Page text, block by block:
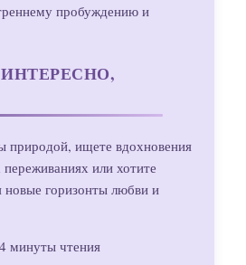
пробуждению и
природой, ищете вдохновения
или хотите
новые горизонты любви и
минуты чтения